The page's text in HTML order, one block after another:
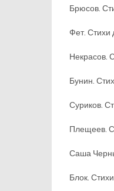
Брюсов.
Фет. Стихи
Некрасов.
Бунин.
Суриков.
Плещеев.
Саша
Блок.